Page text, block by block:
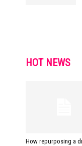
HOT NEWS
How repurposing a